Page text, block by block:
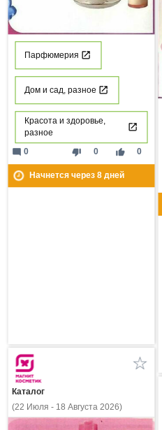
Парфюмерия
Дом и сад, разное
Красота и здоровье,
разное
thumb_down 0 thumb_up 0
mode_comment 0
Начнется через 8дней
Каталог
(22 Июля - 18 Августа 2026)